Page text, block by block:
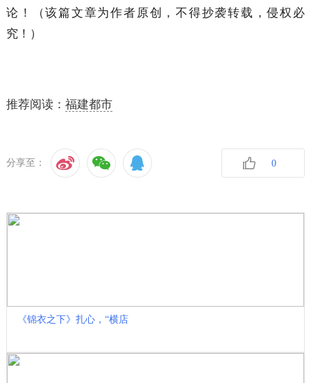
论！（该篇文章为作者原创，不得抄袭转载，侵权必
究！）
推荐阅读： 福建都市
分享至： 0
《锦衣之下》扎心，“横店